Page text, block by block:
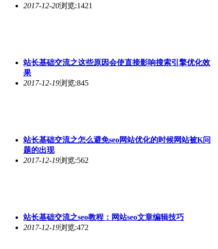
2017-12-20浏览:1421
站长基础交流之这些原因会使直接影响搜索引擎优化效
果
2017-12-19浏览:845
站长基础交流之怎么避免seo网站优化的时候网站被K问
题的出现
2017-12-19浏览:562
站长基础交流之seo教程：网站seo文章编辑技巧
2017-12-19浏览:472